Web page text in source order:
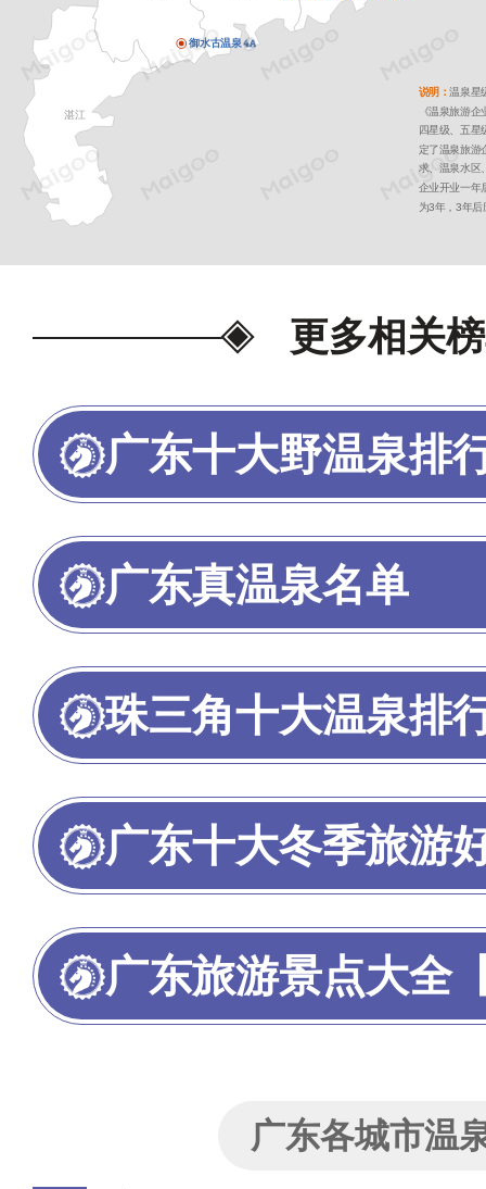
湛江
御水古温泉
说明： 温泉星
《温泉旅游
四星级、五
定了温泉旅游
求、温泉水区
企业开业一年
为3年，3年后
更多相关
广东十大野温泉排
广东真温泉名单
珠三角十大温泉排
广东十大冬季旅游
广东旅游景点大全【
广东各城市温